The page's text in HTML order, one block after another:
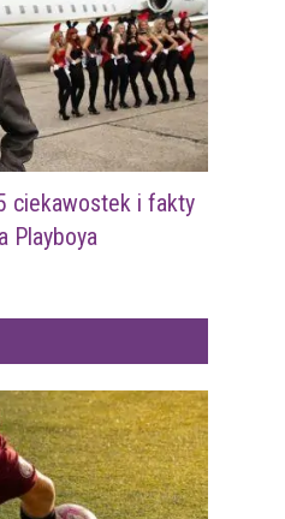
ciekawostek i fakty
Playboya